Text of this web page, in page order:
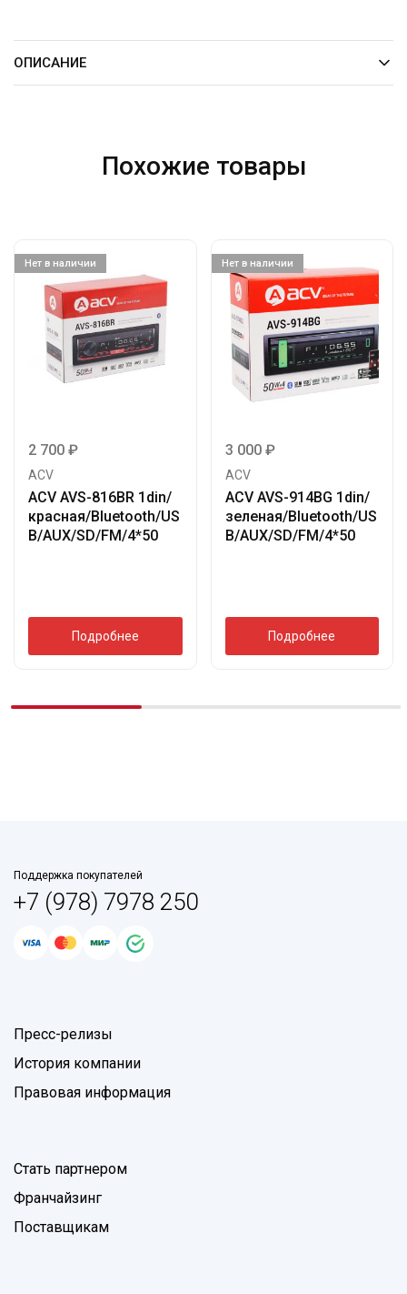
ОПИСАНИЕ
Похожие товары
Нет в наличии
2 700 ₽
ACV
ACV AVS-816BR 1din/
красная/Bluetooth/US
B/AUX/SD/FM/4*50
Подробнее
Нет в наличии
3 000 ₽
ACV
ACV AVS-914BG 1din/
зеленая/Bluetooth/US
B/AUX/SD/FM/4*50
Подробнее
Поддержка покупателей
+7 (978) 7978 250
Пресс-релизы
История компании
Правовая информация
Стать партнером
Франчайзинг
Поставщикам